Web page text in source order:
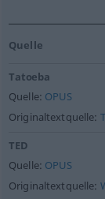
Quelle
Tatoeba
Quelle: OPUS
Originaltextquelle:
TED
Quelle: OPUS
Originaltextquelle: